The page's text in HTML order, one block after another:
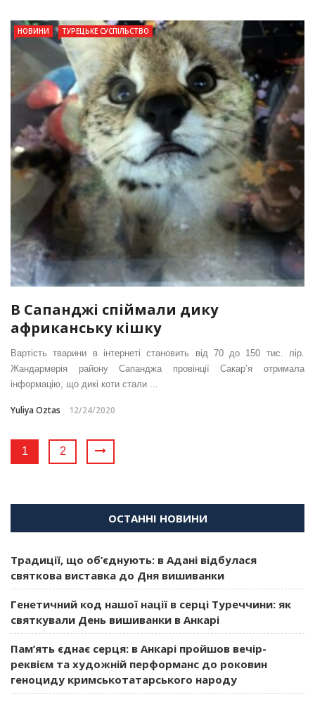
НОВИНИ ТУРЕЦЬКЕ СУСПІЛЬСТВО
В Сапанджі спіймали дику
африканську кішку
Вартість тварини в інтернеті становить від 70 до 150 тис. лір.
Жандармерія району Сапанджа провінції Сакар’я отримала
інформацію, що дикі коти стали ...
Yuliya Oztas 12/24/2020
1 2
ОСТАННІ НОВИНИ
Традиції, що об’єднують: в Адані відбулася
святкова виставка до Дня вишиванки
Генетичний код нашої нації в серці Туреччини: як
святкували День вишиванки в Анкарі
Пам’ять єднає серця: в Анкарі пройшов вечір-
реквієм та художній перформанс до роковин
геноциду кримськотатарського народу